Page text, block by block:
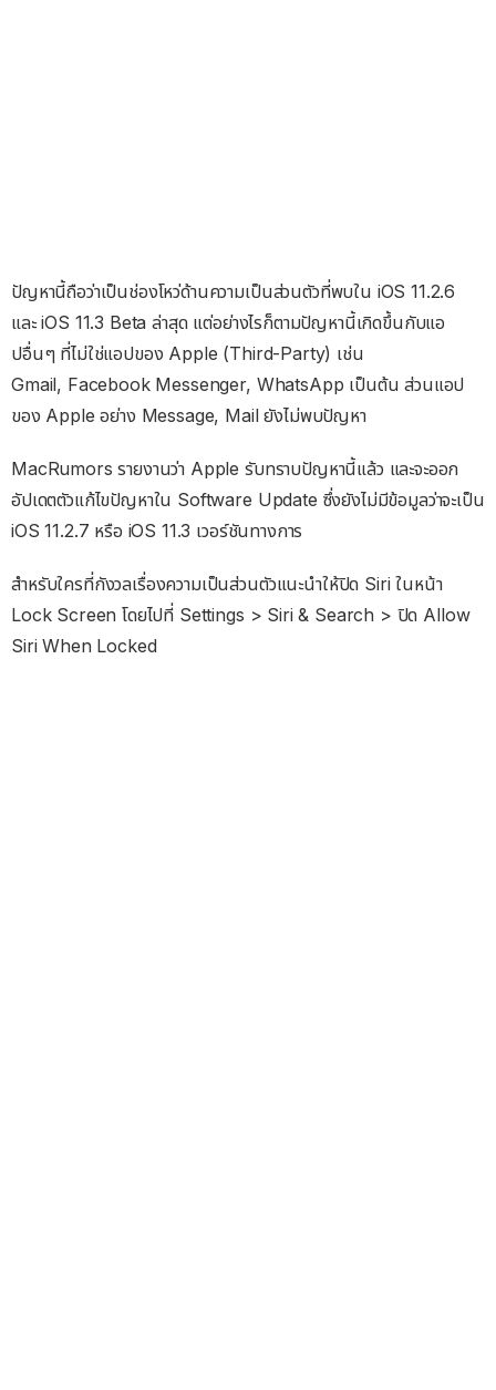
ปัญหานี้ถือว่าเป็นช่องโหว่ด้านความเป็นส่วนตัวที่พบใน iOS 11.2.6
และ iOS 11.3 Beta ล่าสุด แต่อย่างไรก็ตามปัญหานี้เกิดขึ้นกับแอ
ปอื่นๆ ที่ไม่ใช่แอปของ Apple (Third-Party) เช่น
Gmail, Facebook Messenger, WhatsApp เป็นต้น ส่วนแอป
ของ Apple อย่าง Message, Mail ยังไม่พบปัญหา
MacRumors รายงานว่า Apple รับทราบปัญหานี้แล้ว และจะออก
อัปเดตตัวแก้ไขปัญหาใน Software Update ซึ่งยังไม่มีข้อมูลว่าจะเป็น
iOS 11.2.7 หรือ iOS 11.3 เวอร์ชันทางการ
สำหรับใครที่กังวลเรื่องความเป็นส่วนตัวแนะนำให้ปิด Siri ในหน้า
Lock Screen โดยไปที่ Settings > Siri & Search > ปิด Allow
Siri When Locked